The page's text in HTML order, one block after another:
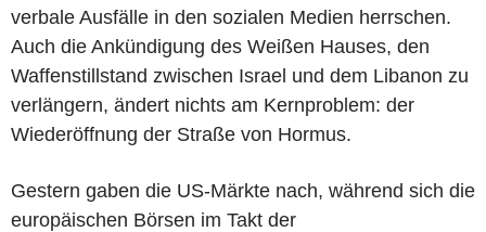
verbale Ausfälle in den sozialen Medien herrschen.
Auch die Ankündigung des Weißen Hauses, den
Waffenstillstand zwischen Israel und dem Libanon zu
verlängern, ändert nichts am Kernproblem: der
Wiederöffnung der Straße von Hormus.
Gestern gaben die US-Märkte nach, während sich die
europäischen Börsen im Takt der